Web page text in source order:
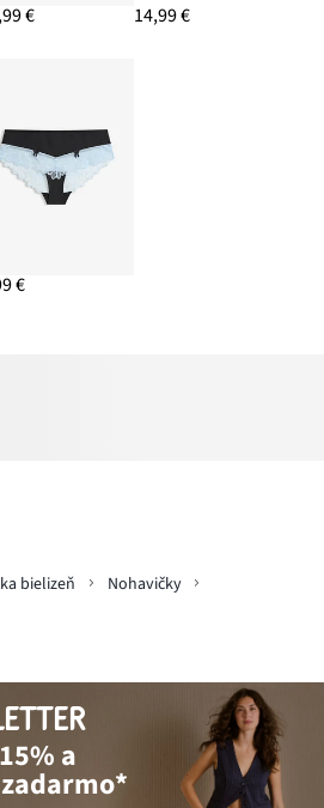
€ 14,99 €
€
bielizeň
Nohavičky
a